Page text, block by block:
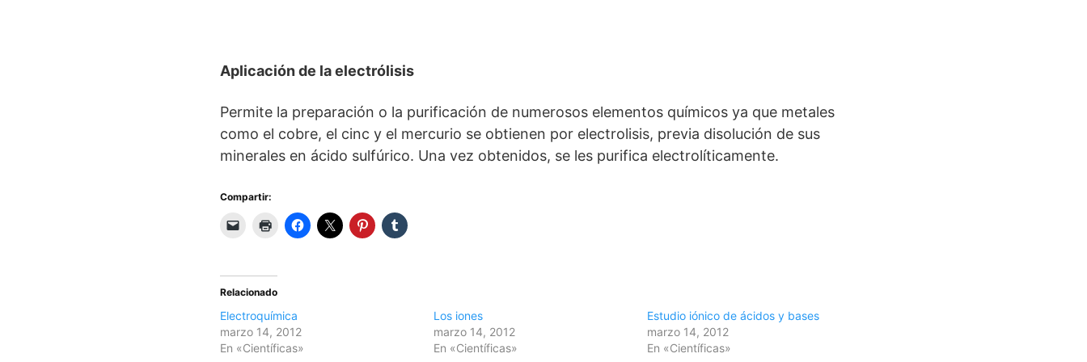
Aplicación de la electrólisis
Permite la preparación o la purificación de numerosos elementos químicos ya que metales
como el cobre, el cinc y el mercurio se obtienen por electrolisis, previa disolución de sus
minerales en ácido sulfúrico. Una vez obtenidos, se les purifica electrolíticamente.
Compartir:
Relacionado
Electroquímica
marzo 14, 2012
En «Científicas»
Los iones
marzo 14, 2012
En «Científicas»
Estudio iónico de ácidos y bases
marzo 14, 2012
En «Científicas»